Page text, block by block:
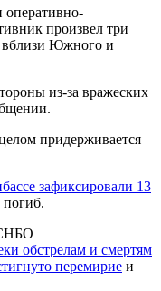
оперативно-
произвел три
вблизи Южного и
из-за вражеских
придерживается
зафиксировали 13
обстрелам и смертям
перемирие и